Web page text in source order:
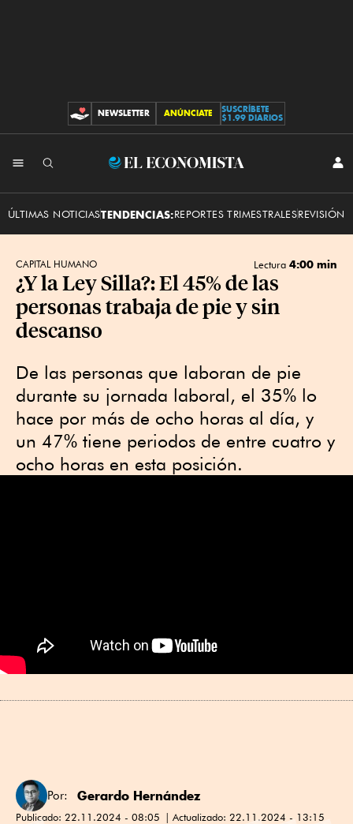
CONTRIBUCIONES
NEWSLETTER ANÚNCIATE
SUSCRÍBETE
$1.99 DIARIOS
El
ÚLTIMAS NOTICIASTENDENCIAS:REPORTES TRIMESTRALESREVISIÓN
CAPITAL HUMANO Lectura 4:00 min
¿Y la Ley Silla?: El 45% de las
personas trabaja de pie y sin
descanso
De las personas que laboran de pie
durante su jornada laboral, el 35% lo
hace por más de ocho horas al día, y
un 47% tiene periodos de entre cuatro y
ocho horas en esta posición.
Por: Gerardo Hernández
Publicado: 22.11.2024 - 08:05 Actualizado: 22.11.2024 - 13:15